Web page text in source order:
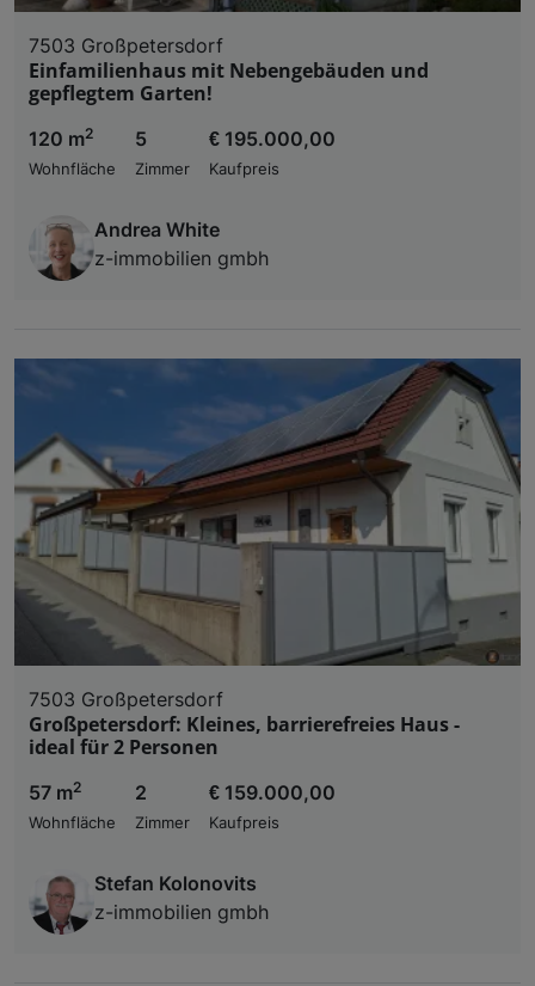
7503 Großpetersdorf
Einfamilienhaus mit Nebengebäuden und
gepflegtem Garten!
120 m2
Wohnfläche
5
Zimmer
€ 195.000,00
Kaufpreis
Andrea White
z-immobilien gmbh
7503 Großpetersdorf
Großpetersdorf: Kleines, barrierefreies Haus -
ideal für 2 Personen
57 m2
Wohnfläche
2
Zimmer
€ 159.000,00
Kaufpreis
Stefan Kolonovits
z-immobilien gmbh